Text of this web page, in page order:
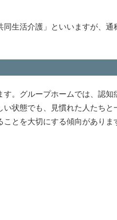
生活介護」といいますが、通
。グループホームでは、認知
状態でも、見慣れた人たちと
とを大切にする傾向がありま